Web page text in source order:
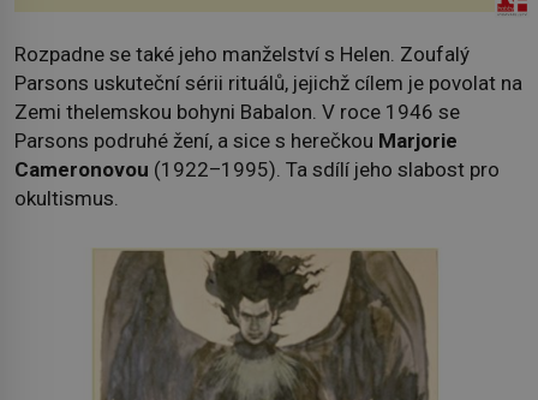
Rozpadne se také jeho manželství s Helen. Zoufalý
Parsons uskuteční sérii rituálů, jejichž cílem je povolat na
Zemi thelemskou bohyni Babalon. V roce 1946 se
Parsons podruhé žení, a sice s herečkou Marjorie
Cameronovou (1922–1995). Ta sdílí jeho slabost pro
okultismus.